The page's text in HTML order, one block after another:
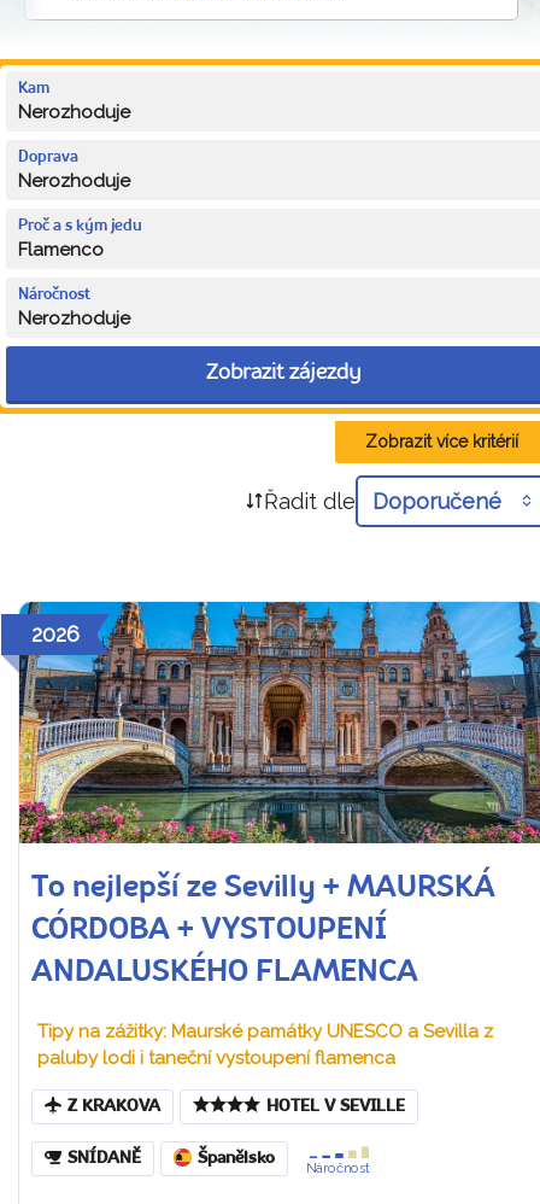
Kam
Nerozhoduje
Doprava
Nerozhoduje
Proč a s kým jedu
Flamenco
Náročnost
Nerozhoduje
Zobrazit zájezdy
Zobrazit více kritérií
Řadit dle Doporučené
2026
To nejlepší ze Sevilly + MAURSKÁ
CÓRDOBA + VYSTOUPENÍ
ANDALUSKÉHO FLAMENCA
Tipy na zážitky: Maurské památky UNESCO a Sevilla z
paluby lodi i taneční vystoupení flamenca
Z KRAKOVA HOTEL V SEVILLE
SNÍDANĚ Španělsko
Náročnost